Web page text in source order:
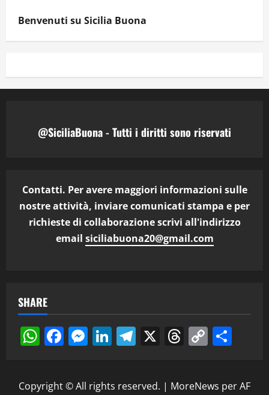
Benvenuti su Sicilia Buona
@SiciliaBuona - Tutti i diritti sono riservati
Contatti. Per avere maggiori informazioni sulle
nostre attività, inviare comunicati stampa e per
richieste di collaborazione scrivi all'indirizzo
email siciliabuona20@gmail.com
SHARE
WhatsApp
Facebook
Messenger
LinkedIn
Telegram
X Threads
Copy
Copyright © All rights reserved. | MoreNews per AF